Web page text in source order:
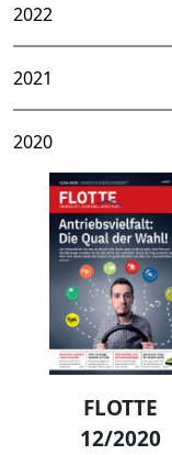
2022
2021
2020
FLOTTE
12/2020